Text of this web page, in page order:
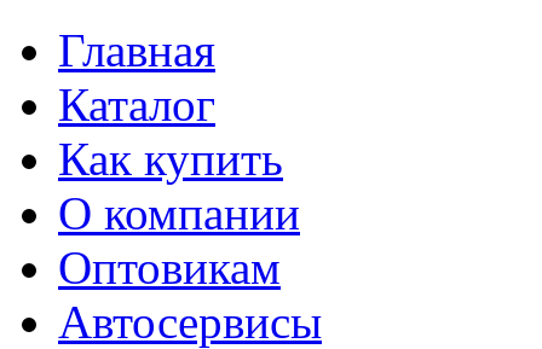
Главная
Каталог
Как купить
О компании
Оптовикам
Автосервисы